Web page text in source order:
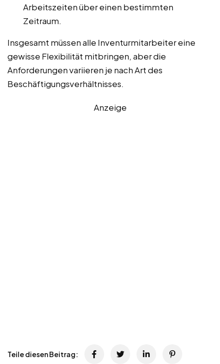
Arbeitszeiten über einen bestimmten
Zeitraum.
Insgesamt müssen alle Inventurmitarbeiter eine
gewisse Flexibilität mitbringen, aber die
Anforderungen variieren je nach Art des
Beschäftigungsverhältnisses.
Anzeige
Teile diesen Beitrag: